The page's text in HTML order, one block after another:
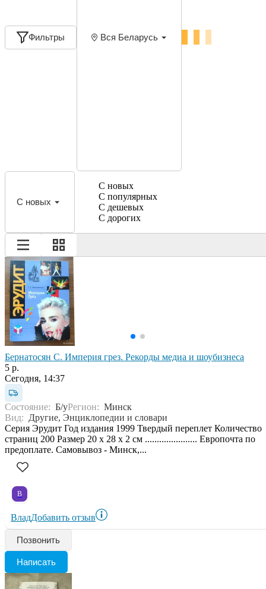
Фильтры Вся Беларусь
С новых
С новых
С популярных
С дешевых
С дорогих
Бернатосян С. Империя грез. Рекорды медиа и шоубизнеса
5 р.
Сегодня, 14:37
Состояние: Б/уРегион: Минск
Вид: Другие, Энциклопедии и словари
Серия Эрудит Год издания 1999 Твердый переплет Количество
страниц 200 Размер 20 x 28 x 2 см ...................... Европочта по
предоплате. Самовывоз - Минск,...
В
ВладДобавить отзыв
Позвонить
Написать